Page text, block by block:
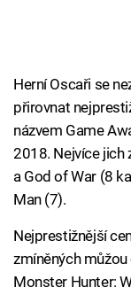
Herní Oscaři se
přirovnat
názvem Game
2018. Nejvíce jich
a God of War (8
Man (7).
Nejprestižnější
zmíněných
Monster Hunter: